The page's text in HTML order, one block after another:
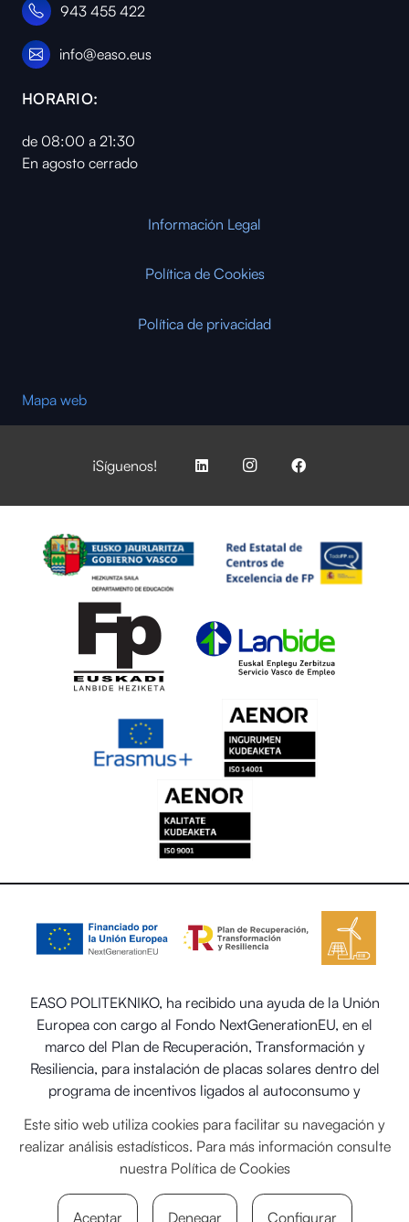
943 455 422
info@easo.eus
HORARIO:
de 08:00 a 21:30
En agosto cerrado
Información Legal
Política de Cookies
Política de privacidad
Mapa web
¡Síguenos!
EASO POLITEKNIKO, ha recibido una ayuda de la Unión
Europea con cargo al Fondo NextGenerationEU, en el
marco del Plan de Recuperación, Transformación y
Resiliencia, para instalación de placas solares dentro del
programa de incentivos ligados al autoconsumo y
como la implantación de sistemas térmicos renovables en
el sector residencial del Ministerio para la Transición
Ecológica y el Reto Demográfico.
Este sitio web utiliza cookies para facilitar su navegación y
realizar análisis estadísticos. Para más información consulte
nuestra Política de Cookies
Aceptar Denegar Configurar